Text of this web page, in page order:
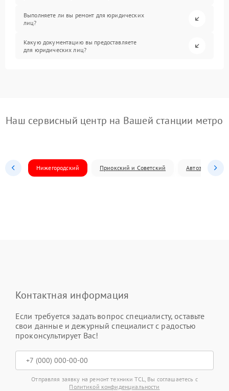
Выполняете ли вы ремонт для юридических
лиц?
Какую документацию вы предоставляете
для юридических лиц?
Наш сервисный центр на Вашей станции метро
Нижегородский Приокский и Советский Автозаводский
Контактная информация
Если требуется задать вопрос специалисту, оставьте
свои данные и дежурный специалист с радостью
проконсультирует Вас!
Отправляя заявку на ремонт техники TCL, Вы соглашаетесь с
Политикой конфиденциальности